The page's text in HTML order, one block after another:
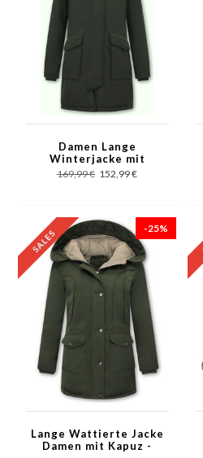
Damen Lange
Winterjacke mit
Kapuzen Grün
169,99 € 152,99 €
-25%
Lange Wattierte Jacke
Damen mit Kapuz -